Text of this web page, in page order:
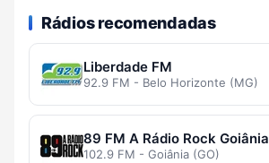
Rádios recomendadas
Liberdade FM
92.9 FM - Belo Horizonte (MG)
89 FM A Rádio Rock Goiânia
102.9 FM - Goiânia (GO)